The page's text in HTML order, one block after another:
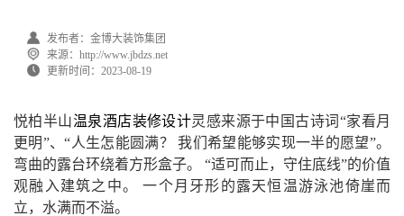
发布者：金博大装饰集团
来源：http://www.jbdzs.net
更新时间：2023-08-19
悦柏半山温泉酒店装修设计灵感来源于中国古诗词“家看月
更明”、“人生怎能圆满？ 我们希望能够实现一半的愿望”。
弯曲的露台环绕着方形盒子。 “适可而止，守住底线”的价值
观融入建筑之中。 一个月牙形的露天恒温游泳池倚崖而
立，水满而不溢。